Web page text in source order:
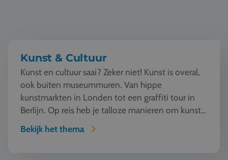
Kunst & Cultuur
Kunst en cultuur saai? Zeker niet! Kunst is overal,
ook buiten museummuren. Van hippe
kunstmarkten in Londen tot een graffiti tour in
Berlijn. Op reis heb je talloze manieren om kunst
te beleven en...
Bekijk het thema